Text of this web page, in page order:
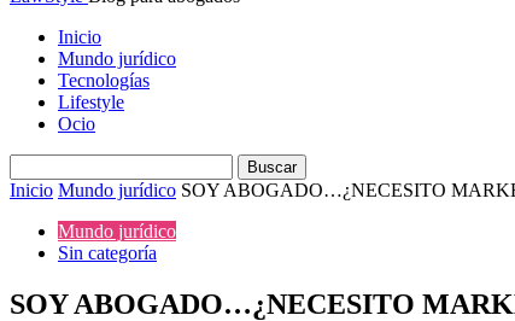
Inicio
Mundo jurídico
Tecnologías
Lifestyle
Ocio
Inicio Mundo jurídico SOY ABOGADO…¿NECESITO
Mundo jurídico
Sin categoría
SOY ABOGADO…¿NECESITO